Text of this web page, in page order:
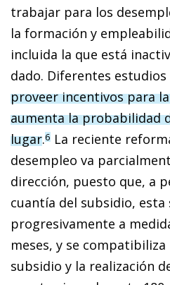
trabajar para los
la formación y
incluida la que está
dado. Diferentes
proveer incentivos para
aumenta la probabilidad
lugar.6 La reciente
desempleo va
dirección, puesto que, a
cuantía del subsidio, esta
progresivamente a
meses, y se
subsidio y la realización